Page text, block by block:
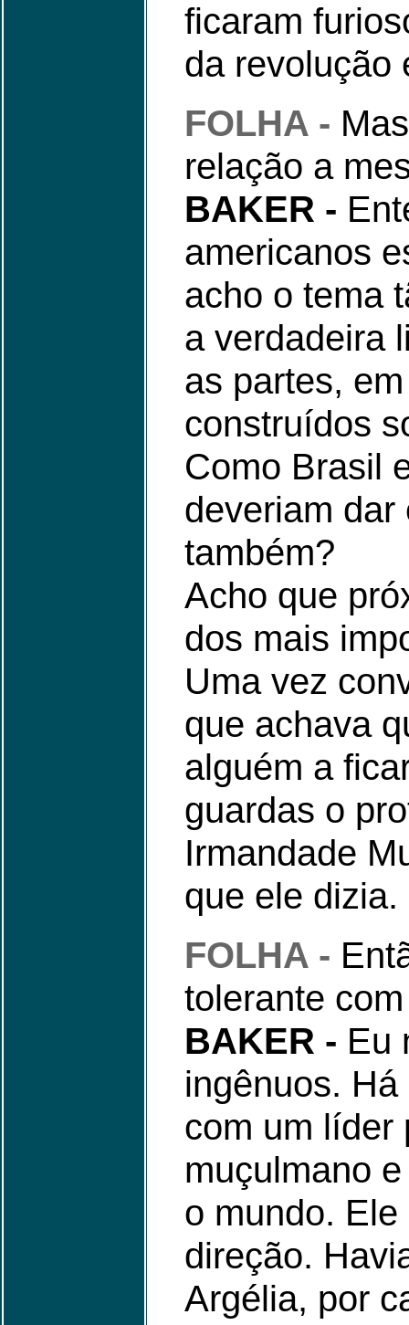
ficaram
da revolução
FOLHA -
relação a
BAKER -
americanos
acho o tema
a verdadeira
as partes,
construídos
Como Brasil
deveriam dar
também?
Acho que
dos mais
Uma vez
que achava
alguém a
guardas o
Irmandade
que ele dizia.
FOLHA -
tolerante
BAKER - Eu
ingênuos.
com um líder
muçulmano
o mundo.
direção.
Argélia, por